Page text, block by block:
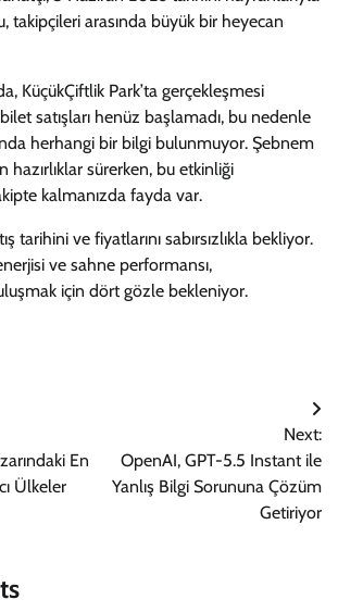
takipçileri arasında büyük bir heyecan
KüçükÇiftlik Park’ta gerçekleşmesi
satışları henüz başlamadı, bu nedenle
herhangi bir bilgi bulunmuyor. Şebnem
hazırlıklar sürerken, bu etkinliği
kalmanızda fayda var.
tarihini ve fiyatlarını sabırsızlıkla bekliyor.
ve sahne performansı,
için dört gözle bekleniyor.
En
Ülkeler
Next:
OpenAI, GPT-5.5 Instant ile
Yanlış Bilgi Sorununa Çözüm
Getiriyor